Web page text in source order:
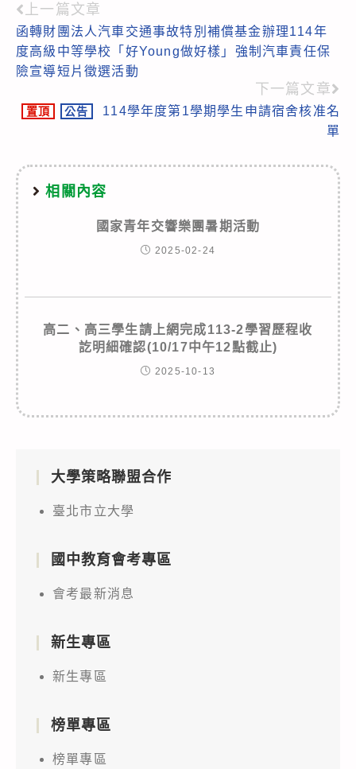
Read
more
articles
上一篇文章
函轉財團法人汽車交通事故特別補償基金辦理114年
度高級中等學校「好Young做好樣」強制汽車責任保
險宣導短片徵選活動
下一篇文章
置頂 公告
114學年度第1學期學生申請宿舍核准名
單
相關內容
國家青年交響樂團暑期活動
2025-02-24
高二、高三學生請上網完成113-2學習歷程收
訖明細確認(10/17中午12點截止)
2025-10-13
大學策略聯盟合作
臺北市立大學
國中教育會考專區
會考最新消息
新生專區
新生專區
榜單專區
榜單專區